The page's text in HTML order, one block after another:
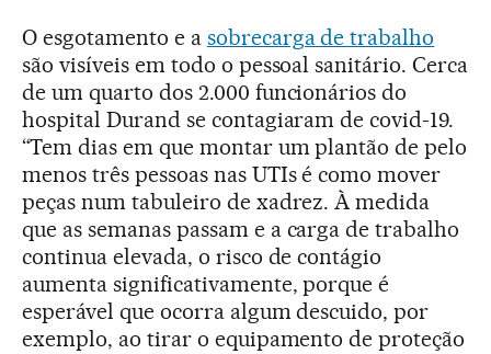
O esgotamento e a sobrecarga de trabalho
são visíveis em todo o pessoal sanitário. Cerca
de um quarto dos 2.000 funcionários do
hospital Durand se contagiaram de covid-19.
“Tem dias em que montar um plantão de pelo
menos três pessoas nas UTIs é como mover
peças num tabuleiro de xadrez. À medida
que as semanas passam e a carga de trabalho
continua elevada, o risco de contágio
aumenta significativamente, porque é
esperável que ocorra algum descuido, por
exemplo, ao tirar o equipamento de proteção